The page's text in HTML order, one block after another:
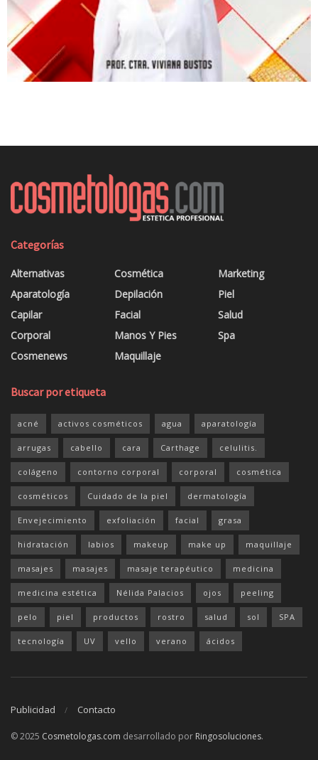
Categorías
Alternativas
Aparatología
Capilar
Corporal
Cosmenews
Cosmética
Depilación
Facial
Manos Y Pies
Maquillaje
Marketing
Piel
Salud
Spa
Buscar por etiqueta
acné activos cosméticos agua aparatología
arrugas cabello cara Carthage celulitis.
colágeno contorno corporal corporal cosmética
cosméticos Cuidado de la piel dermatología
Envejecimiento exfoliación facial grasa
hidratación labios makeup make up maquillaje
masajes masajes masaje terapéutico medicina
medicina estética Nélida Palacios ojos peeling
pelo piel productos rostro salud sol SPA
tecnología UV vello verano ácidos
Publicidad Contacto
© 2025 Cosmetologas.com desarrollado por Ringosoluciones.